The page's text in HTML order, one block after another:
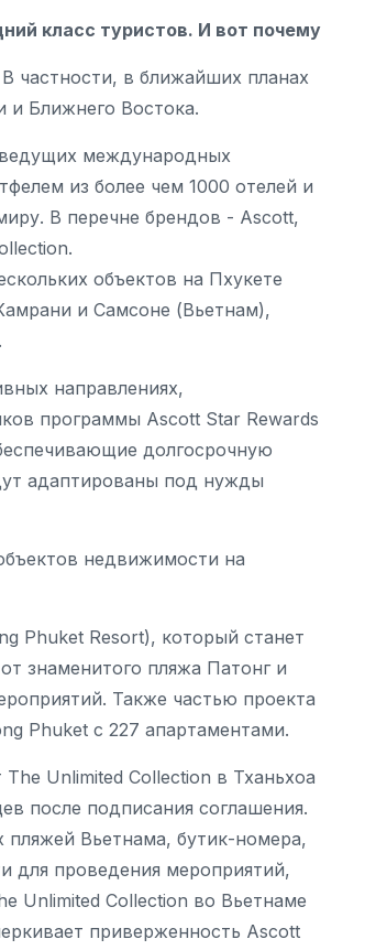
класс туристов. И вот почему
частности, в ближайших планах
и Ближнего Востока.
международных
из более чем 1000 отелей и
В перечне брендов - Ascott,
объектов на Пхукете
и Самсоне (Вьетнам),
направлениях,
программы Ascott Star Rewards
долгосрочную
адаптированы под нужды
недвижимости на
Phuket Resort), который станет
знаменитого пляжа Патонг и
Также частью проекта
Phuket с 227 апартаментами.
Unlimited Collection в Тханьхоа
после подписания соглашения.
Вьетнама, бутик-номера,
для проведения мероприятий,
Unlimited Collection во Вьетнаме
приверженность Ascott